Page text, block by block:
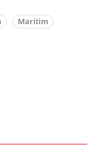
Maritim